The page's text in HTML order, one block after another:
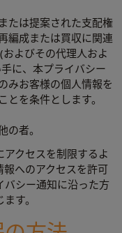
たは提案された支配権
編成または買収に関連
よびその代理人およ
に、本プライバシー
みお客様の個人情報を
を条件とします。
者。
クセスを制限するよ
へのアクセスを許可
バシー通知に沿った方
す。